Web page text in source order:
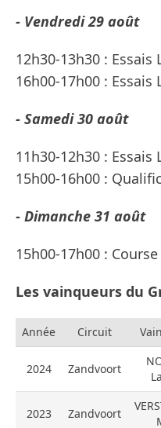
- Vendredi 29 août
12h30-13h30 : Essais
16h00-17h00 : Essais
- Samedi 30 août
11h30-12h30 : Essais
15h00-16h00 :
- Dimanche 31 août
15h00-17h00 : Course
Les vainqueurs du
Année Circuit
2024 Zandvoort
2023 Zandvoort